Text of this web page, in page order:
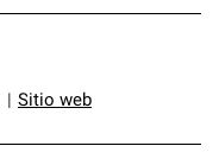
Sitio web